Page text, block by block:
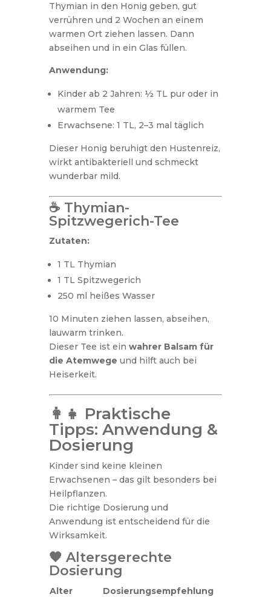
Thymian in den Honig geben, gut
verrühren und 2 Wochen an einem
warmen Ort ziehen lassen. Dann
abseihen und in ein Glas füllen.
Anwendung:
Kinder ab 2 Jahren: ½ TL pur oder in
warmem Tee
Erwachsene: 1 TL, 2–3 mal täglich
Dieser Honig beruhigt den Hustenreiz,
wirkt antibakteriell und schmeckt
wunderbar mild.
☕ Thymian-
Spitzwegerich-Tee
Zutaten:
1 TL Thymian
1 TL Spitzwegerich
250 ml heißes Wasser
10 Minuten ziehen lassen, abseihen,
lauwarm trinken.
Dieser Tee ist ein wahrer Balsam für
die Atemwege und hilft auch bei
Heiserkeit.
👩‍👧 Praktische
Tipps: Anwendung &
Dosierung
Kinder sind keine kleinen
Erwachsenen – das gilt besonders bei
Heilpflanzen.
Die richtige Dosierung und
Anwendung ist entscheidend für die
Wirksamkeit.
🧡 Altersgerechte
Dosierung
Alter
Dosierungsempfehlung